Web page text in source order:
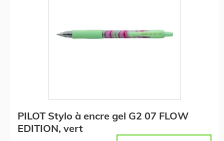
PILOT Stylo à encre gel G2 07 FLOW
EDITION, vert